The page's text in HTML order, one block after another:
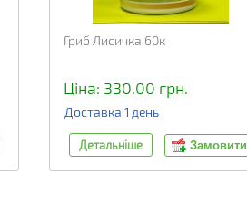
Гриб Лисичка 60к
Ціна: 330.00 грн.
Доставка 1 день
Детальніше Замовити